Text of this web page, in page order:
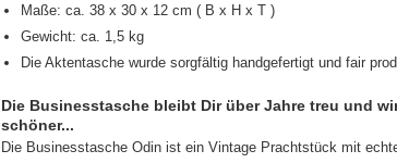
Maße: ca. 38 x 30 x 12 cm ( B x H x T )
Gewicht: ca. 1,5 kg
Die Aktentasche wurde sorgfältig handgefertigt und fair
Die Businesstasche bleibt Dir über Jahre treu und
schöner...
Die Businesstasche Odin ist ein Vintage Prachtstück mit